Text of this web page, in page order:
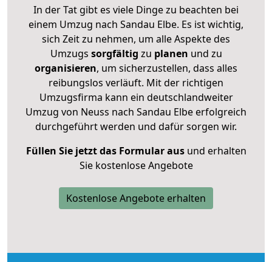
In der Tat gibt es viele Dinge zu beachten bei
einem Umzug nach Sandau Elbe. Es ist wichtig,
sich Zeit zu nehmen, um alle Aspekte des
Umzugs sorgfältig zu planen und zu
organisieren, um sicherzustellen, dass alles
reibungslos verläuft. Mit der richtigen
Umzugsfirma kann ein deutschlandweiter
Umzug von Neuss nach Sandau Elbe erfolgreich
durchgeführt werden und dafür sorgen wir.
Füllen Sie jetzt das Formular ausund erhalten
Sie kostenlose Angebote
Kostenlose Angebote erhalten